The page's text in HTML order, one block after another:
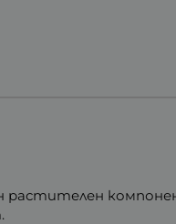
растителен